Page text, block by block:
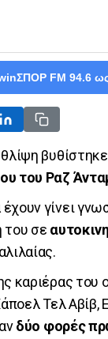
FM 94.6
του Ραζ
γίνει
του σε
καριέρας
Τελ Αβίβ,
δύο φορές